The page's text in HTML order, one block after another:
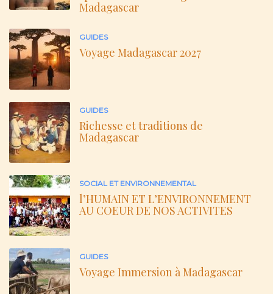
Madagascar
GUIDES
Voyage Madagascar 2027
GUIDES
Richesse et traditions de
Madagascar
SOCIAL ET ENVIRONNEMENTAL
l’HUMAIN ET L’ENVIRONNEMENT
AU COEUR DE NOS ACTIVITES
GUIDES
Voyage Immersion à Madagascar